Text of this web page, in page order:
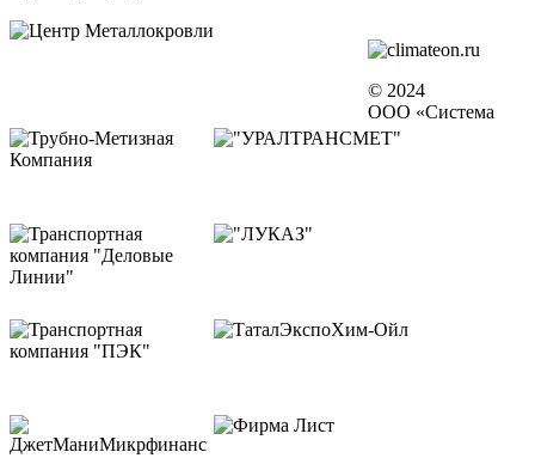
© 2024
ООО «Система